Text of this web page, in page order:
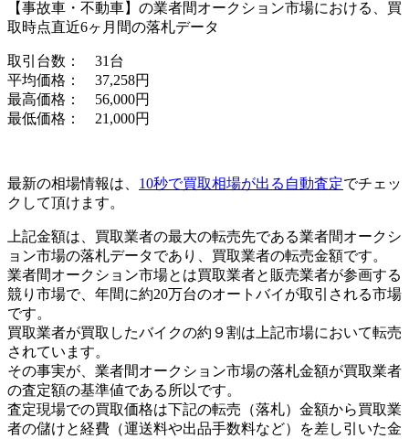
【事故車・不動車】 の業者間オークション市場における、買
取時点直近6ヶ月間の落札データ
取引台数： 31台
平均価格： 37,258円
最高価格： 56,000円
最低価格： 21,000円
最新の相場情報は、 10秒で買取相場が出る自動査定でチェッ
クして頂けます。
上記金額は、買取業者の最大の転売先である業者間オークシ
ョン市場の落札データであり、 買取業者の転売金額です。
業者間オークション市場とは買取業者と販売業者が参画する
競り市場で、年間に約20万台のオートバイが取引される市場
です。
買取業者が買取したバイクの約９割は上記市場において転売
されています。
その事実が、業者間オークション市場の落札金額が買取業者
の査定額の基準値である所以です。
査定現場での買取価格は下記の転売（落札）金額から買取業
者の儲けと経費（運送料や出品手数料など）を差し引いた金